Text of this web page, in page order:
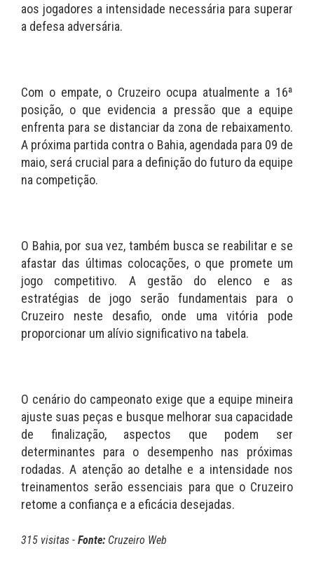
aos jogadores a intensidade necessária para superar
a defesa adversária.
Com o empate, o Cruzeiro ocupa atualmente a 16ª
posição, o que evidencia a pressão que a equipe
enfrenta para se distanciar da zona de rebaixamento.
A próxima partida contra o Bahia, agendada para 09 de
maio, será crucial para a definição do futuro da equipe
na competição.
O Bahia, por sua vez, também busca se reabilitar e se
afastar das últimas colocações, o que promete um
jogo competitivo. A gestão do elenco e as
estratégias de jogo serão fundamentais para o
Cruzeiro neste desafio, onde uma vitória pode
proporcionar um alívio significativo na tabela.
O cenário do campeonato exige que a equipe mineira
ajuste suas peças e busque melhorar sua capacidade
de finalização, aspectos que podem ser
determinantes para o desempenho nas próximas
rodadas. A atenção ao detalhe e a intensidade nos
treinamentos serão essenciais para que o Cruzeiro
retome a confiança e a eficácia desejadas.
315 visitas - Fonte: Cruzeiro Web